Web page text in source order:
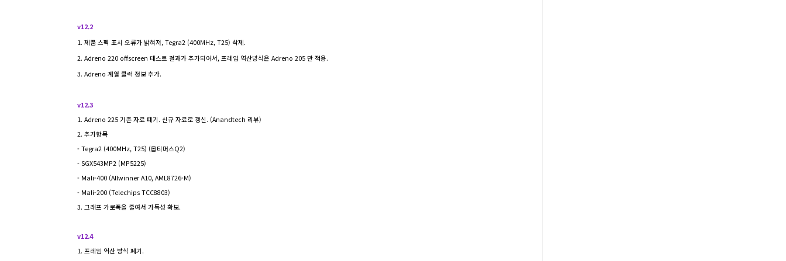
v12.2
1. 제품 스펙 표시 오류가 밝혀져, Tegra2 (400MHz, T25) 삭제.
2. Adreno 220 offscreen 테스트 결과가 추가되어서, 프레임 역산방식은 Adreno 205 만 적용.
3. Adreno 계열 클럭 정보 추가.
v12.3
1. Adreno 225 기존 자료 폐기. 신규 자료로 갱신. (Anandtech 리뷰)
2. 추가항목
- Tegra2 (400MHz, T25) (옵티머스Q2)
- SGX543MP2 (MP5225)
- Mali-400 (Allwinner A10, AML8726-M)
- Mali-200 (Telechips TCC8803)
3. 그래프 가로폭을 줄여서 가독성 확보.
v12.4
1. 프레임 역산 방식 폐기.